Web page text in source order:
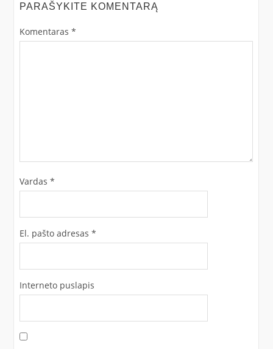
PARAŠYKITE KOMENTARĄ
Komentaras *
Vardas *
El. pašto adresas *
Interneto puslapis